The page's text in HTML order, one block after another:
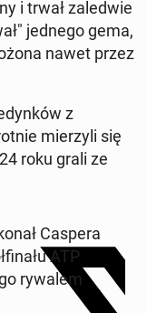
i trwał za­le­d­wie
jednego gema,
nawet przez
z
mie­rzy­li się
roku grali ze
Caspera
ATP
rywalem